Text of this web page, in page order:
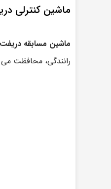
ماشین کنترلی
ماشین مسابقه دریفت
رانندگی، محافظت